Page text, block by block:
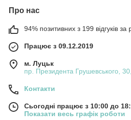
Про нас
94% позитивних з 199 відгуків за
Працює з 09.12.2019
м. Луцьк
пр. Президента Грушевського,
Контакти
Сьогодні працює з 10:00 до
Показати весь графік роботи